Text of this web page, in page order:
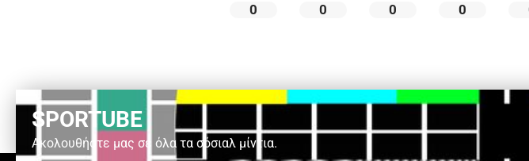
0 0 0 0
SPORTUBE
Ακολουθήστε μας σε όλα τα σόσιαλ μίντια.